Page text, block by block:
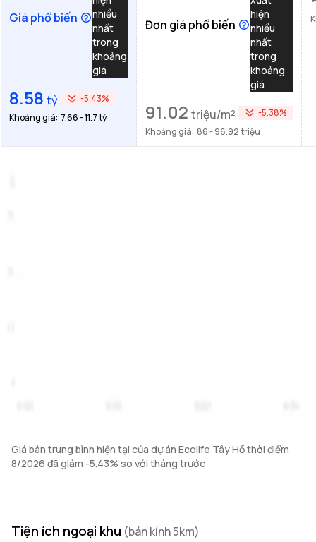
Giá phổ biến
nhiều
nhất
trong
khoảng
giá
8.58 tỷ
-5.43%
Khoảng giá: 7.66 - 11.7 tỷ
Đơn giá phổ biến
hiện
nhiều
nhất
trong
khoảng
giá
91.02 triệu/m²
-5.38%
Khoảng giá: 86 - 96.92 triệu
Giá bán trung bình hiện tại của dự án Ecolife Tây Hồ thời điểm
8/2026 đã giảm -5.43% so với tháng trước
Tiện ích ngoại khu (bán kính 5km)